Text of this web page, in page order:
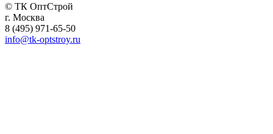
© ТК ОптСтрой
г. Москва
8 (495) 971-65-50
info@tk-optstroy.ru